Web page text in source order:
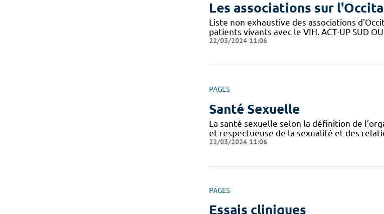
Les associations sur
Liste non exhaustive des associations
patients vivants avec le VIH. ACT-UP SUD
22/03/2024 11:06
PAGES
Santé Sexuelle
La santé sexuelle selon la définition de
et respectueuse de la sexualité et des
22/03/2024 11:06
PAGES
Essais cliniques